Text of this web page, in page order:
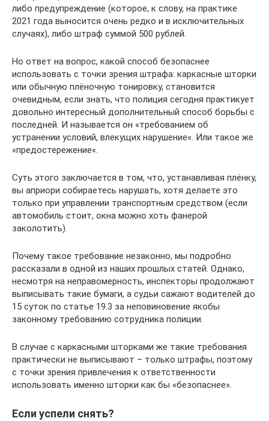
либо предупреждение (которое, к слову, на практике
2021 года выносится очень редко и в исключительных
случаях), либо штраф суммой 500 рублей.
Но ответ на вопрос, какой способ безопаснее
использовать с точки зрения штрафа: каркасные шторки
или обычную плёночную тонировку, становится
очевидным, если знать, что полиция сегодня практикует
довольно интересный дополнительный способ борьбы с
последней. И называется он «требованием об
устранении условий, влекущих нарушение«. Или такое же
«предостережение«.
Суть этого заключается в том, что, устанавливая плёнку,
вы априори собираетесь нарушать, хотя делаете это
только при управлении транспортным средством (если
автомобиль стоит, окна можно хоть фанерой
заколотить).
Почему такое требование незаконно, мы подробно
рассказали в одной из наших прошлых статей. Однако,
несмотря на неправомерность, инспекторы продолжают
выписывать такие бумаги, а судьи сажают водителей до
15 суток по статье 19.3 за неповиновение якобы
законному требованию сотрудника полиции.
В случае с каркасными шторками же такие требования
практически не выписывают – только штрафы, поэтому
с точки зрения привлечения к ответственности
использовать именно шторки как бы «безопаснее».
Если успели снять?